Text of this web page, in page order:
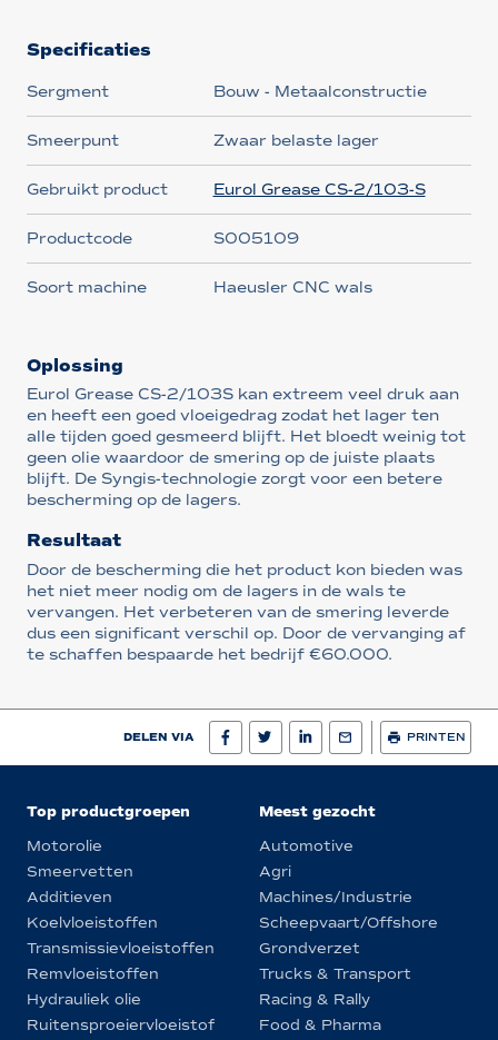
Specificaties
Sergment Bouw - Metaalconstructie
Smeerpunt Zwaar belaste lager
Gebruikt product Eurol Grease CS-2/103-S
Productcode S005109
Soort machine Haeusler CNC wals
Oplossing
Eurol Grease CS-2/103S kan extreem veel druk aan
en heeft een goed vloeigedrag zodat het lager ten
alle tijden goed gesmeerd blijft. Het bloedt weinig tot
geen olie waardoor de smering op de juiste plaats
blijft. De Syngis-technologie zorgt voor een betere
bescherming op de lagers.
Resultaat
Door de bescherming die het product kon bieden was
het niet meer nodig om de lagers in de wals te
vervangen. Het verbeteren van de smering leverde
dus een significant verschil op. Door de vervanging af
te schaffen bespaarde het bedrijf €60.000.
DELEN VIA PRINTEN
Top productgroepen
Motorolie
Smeervetten
Additieven
Koelvloeistoffen
Transmissievloeistoffen
Remvloeistoffen
Hydrauliek olie
Ruitensproeiervloeistof
Meest gezocht
Automotive
Agri
Machines/Industrie
Scheepvaart/Offshore
Grondverzet
Trucks & Transport
Racing & Rally
Food & Pharma